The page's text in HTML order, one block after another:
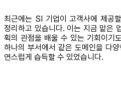
최근에는 SI 기업이 고객사에 제공
정리하고 있습니다. 이는 지금 맡은
획의 관점을 배울 수 있는 기회이기
하나의 부서에서 같은 도메인을 다
연스럽게 습득할 수 있었습니다.